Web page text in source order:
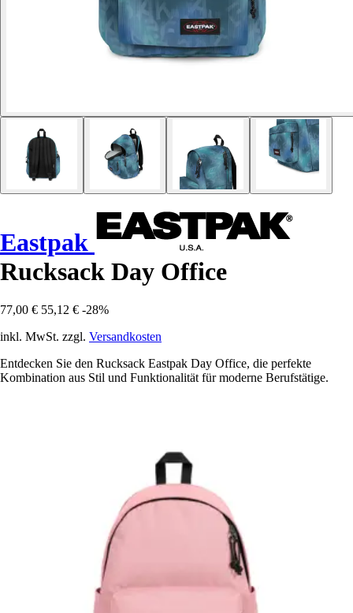
Eastpak
Rucksack Day Office
77,00 € 55,12 € -28%
inkl. MwSt. zzgl. Versandkosten
Entdecken Sie den Rucksack Eastpak Day Office, die perfekte
Kombination aus Stil und Funktionalität für moderne Berufstätige.